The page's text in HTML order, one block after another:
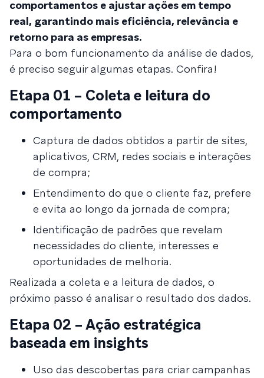
comportamentos e ajustar ações em tempo
real, garantindo mais eficiência, relevância e
retorno para as empresas.
Para o bom funcionamento da análise de dados,
é preciso seguir algumas etapas. Confira!
Etapa 01 – Coleta e leitura do
comportamento
Captura de dados obtidos a partir de sites,
aplicativos, CRM, redes sociais e interações
de compra;
Entendimento do que o cliente faz, prefere
e evita ao longo da jornada de compra;
Identificação de padrões que revelam
necessidades do cliente, interesses e
oportunidades de melhoria.
Realizada a coleta e a leitura de dados, o
próximo passo é analisar o resultado dos dados.
Etapa 02 – Ação estratégica
baseada em insights
Uso das descobertas para criar campanhas